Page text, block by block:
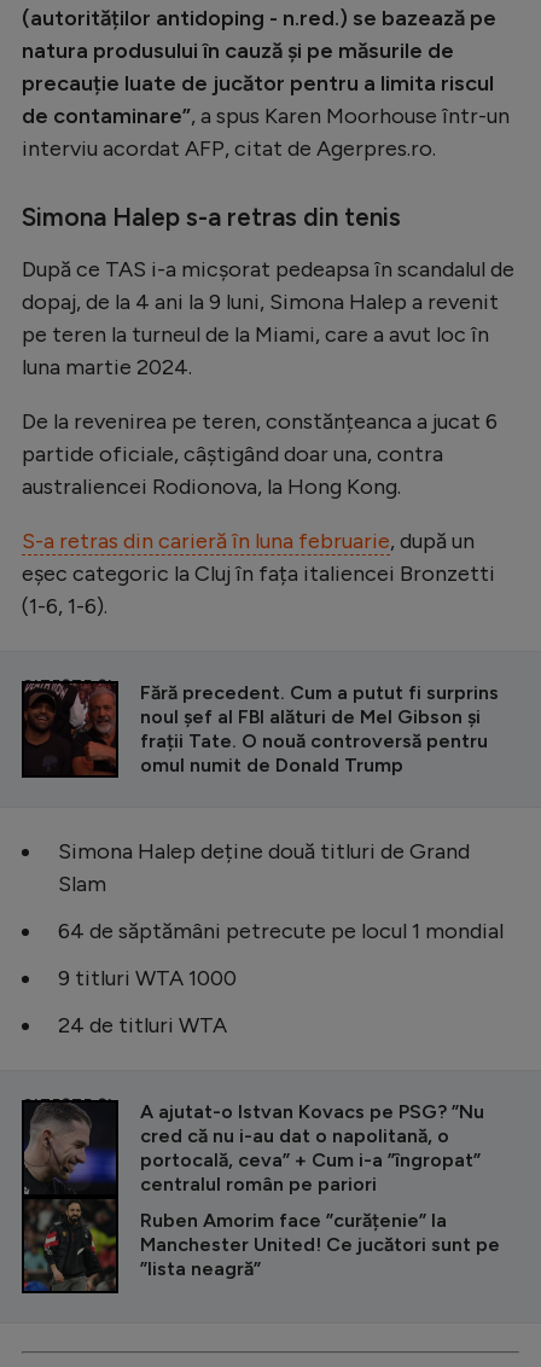
(autorităților antidoping - n.red.) se bazează pe
natura produsului în cauză și pe măsurile de
precauție luate de jucător pentru a limita riscul
de contaminare”, a spus Karen Moorhouse într-un
interviu acordat AFP, citat de Agerpres.ro.
Simona Halep s-a retras din tenis
După ce TAS i-a micșorat pedeapsa în scandalul de
dopaj, de la 4 ani la 9 luni, Simona Halep a revenit
pe teren la turneul de la Miami, care a avut loc în
luna martie 2024.
De la revenirea pe teren, constănțeanca a jucat 6
partide oficiale, câștigând doar una, contra
australiencei Rodionova, la Hong Kong.
S-a retras din carieră în luna februarie, după un
eșec categoric la Cluj în fața italiencei Bronzetti
(1-6, 1-6).
CITEȘTE ȘI
Fără precedent. Cum a putut fi surprins
noul șef al FBI alături de Mel Gibson și
frații Tate. O nouă controversă pentru
omul numit de Donald Trump
Simona Halep deține două titluri de Grand
Slam
64 de săptămâni petrecute pe locul 1 mondial
9 titluri WTA 1000
24 de titluri WTA
CITEȘTE ȘI
A ajutat-o Istvan Kovacs pe PSG? ”Nu
cred că nu i-au dat o napolitană, o
portocală, ceva” + Cum i-a ”îngropat”
centralul român pe pariori
Ruben Amorim face ”curățenie” la
Manchester United! Ce jucători sunt pe
”lista neagră”